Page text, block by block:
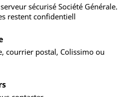
sécurisé Société Générale.
restent confidentiell
courrier postal, Colissimo ou